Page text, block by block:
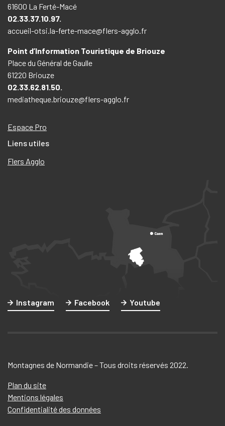
61600 La Ferté-Macé
02.33.37.10.97.
accueil-otsi.la-ferte-mace@flers-agglo.fr
Point d’Information Touristique de Briouze
Place du Général de Gaulle
61220 Briouze
02.33.62.81.50.
mediatheque.briouze@flers-agglo.fr
Espace Pro
Liens utiles
Flers Agglo
Instagram Facebook Youtube
Montagnes de Normandie – Tous droits réservés 2022.
Plan du site
Mentions légales
Confidentialité des données